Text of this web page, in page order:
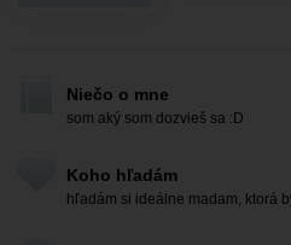
Niečo o mne
som aký som dozvieš sa :D
Koho hľadám
hľadám si ideálne madam, ktorá